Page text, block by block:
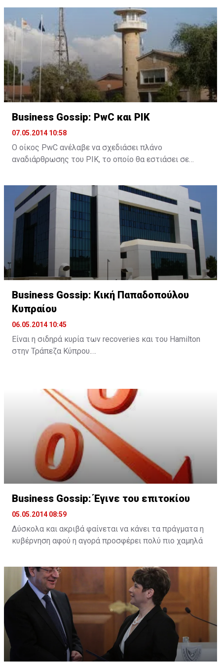
Business Gossip: PwC και ΡΙΚ
07.05.2014 10:58
Ο οίκος PwC ανέλαβε να σχεδιάσει πλάνο
αναδιάρθρωσης του ΡΙΚ, το οποίο θα εστιάσει σε
εθελούσιας, περιγραφή εργασίας και πιο
αποτελεσματική λειτουργία του ημικρατικού
οργανισμού).
Τη μελέτη θα πραγματοποιήσει το τμήμα advisory
(συμβουλευτικές υπηρεσίες) του οίκου παροχής
υπηρεσιών, ενώ διεθνώς η PwC διαθέτει πλούσια
εμπειρία σε ζητήματα που αφορούν ΜΜΕ.
Business Gossip: Κική Παπαδοπούλου
Κυπραίου
06.05.2014 10:45
Είναι η σιδηρά κυρία των recoveries και του Hamilton
στην Τράπεζα Κύπρου.
και του Φοίβου Στασόπουλου όταν ήταν διευθυντές
του τμήματος μεγάλων επιχειρήσεων (Corporate) της
Τράπεζας Κύπρου.
Με αυτήν μιλούν… με αγωνία οι μεγαλο-οφειλέτες
στην Τράπεζα Κύπρου για το καθοριστικό ζήτημα της
διαχείρισης μεγάλων δανείων.
Business Gossip: Έγινε του επιτοκίου
05.05.2014 08:59
Δύσκολα και ακριβά φαίνεται να κάνει τα πράγματα η
κυβέρνηση αφού η αγορά προσφέρει πολύ πιο χαμηλά
Το πρωί λάβαμε στο email μας προσφορά για χορήγηση
επιχειρηματικού δανείου με απλές διαδικασίες με
επιτόκιο μόλις 4%, την ώρα που η κυβέρνηση πληρώνει
6,5% για το 6ετές ομόλογο ύψους 100 εκ. ευρώ.
Είναι πάντως, αξιοσημείωτο ότι με την κρίση οι
επιτήδειοι αυξήθηκαν σε απίστευτο αριθμό,
κυνηγώντας καθημερινά ανυποψίαστους και ίσως